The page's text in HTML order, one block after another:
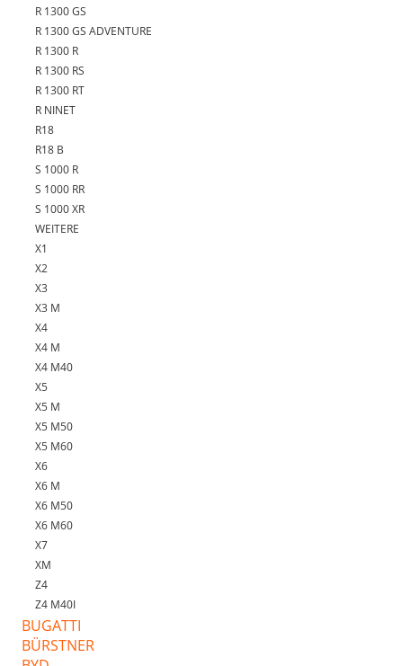
R 1300 GS
R 1300 GS ADVENTURE
R 1300 R
R 1300 RS
R 1300 RT
R NINET
R18
R18 B
S 1000 R
S 1000 RR
S 1000 XR
WEITERE
X1
X2
X3
X3 M
X4
X4 M
X4 M40
X5
X5 M
X5 M50
X5 M60
X6
X6 M
X6 M50
X6 M60
X7
XM
Z4
Z4 M40I
BUGATTI
BÜRSTNER